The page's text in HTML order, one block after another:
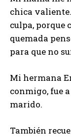
chica
culpa, porque
quemada
para que no
Mi hermana
conmigo, fue
marido.
También